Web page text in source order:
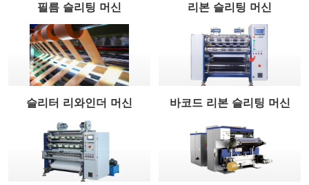
필름 슬리팅 머신 리본 슬리팅 머신
슬리터 리와인더 머신 바코드 리본 슬리팅 머신